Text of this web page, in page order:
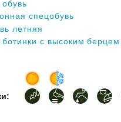
спецобувь
летняя
ботинки с высоким берцем